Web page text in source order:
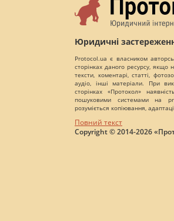
Юридичні
Protocol.ua є власником
сторінках даного ресурсу, якщо
тексти, коментарі, статті,
аудіо, інші матеріали. При
сторінках «Протокол»
пошуковими системами на
розуміється копіювання,
Повний текст
Copyright © 2014-2026